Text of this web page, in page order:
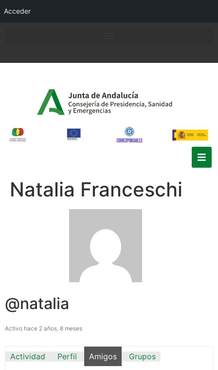
Acceder
Natalia Franceschi
@natalia
Activo hace 2 años, 8 meses
Actividad Perfil Amigos
Grupos